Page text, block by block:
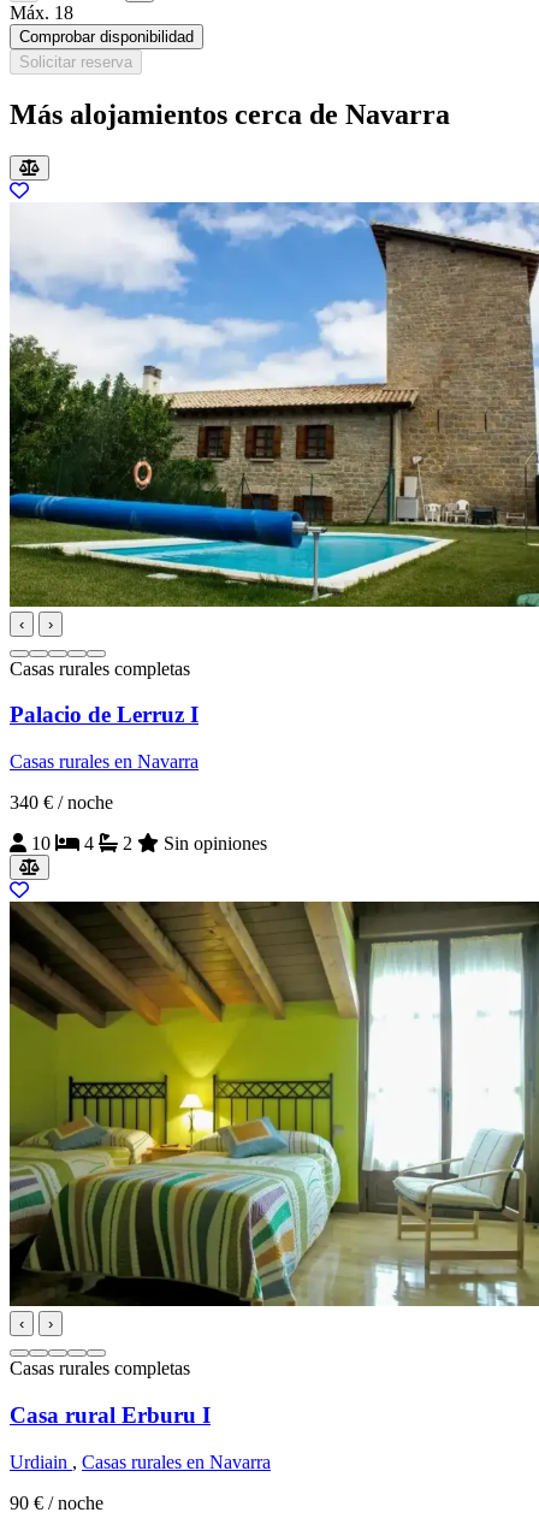
Máx. 18
Comprobar disponibilidad
Solicitar reserva
Más alojamientos cerca de Navarra
‹ ›
Casas rurales completas
Palacio de Lerruz I
Casas rurales en Navarra
340 € / noche
10
4 2 Sin opiniones
‹ ›
Casas rurales completas
Casa rural Erburu I
Urdiain , Casas rurales en Navarra
90 € / noche